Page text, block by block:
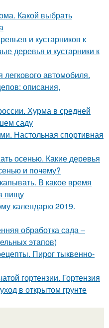
Какой выбрать
и кустарников к
деревья и кустарники к
автомобиля.
описания,
Хурма в средней
саду
Настольная спортивная
осенью. Какие деревья
и почему?
В какое время
пищу
календарю 2019.
обработка сада –
этапов)
Пирог тыквенно-
гортензии. Гортензия
в открытом грунте